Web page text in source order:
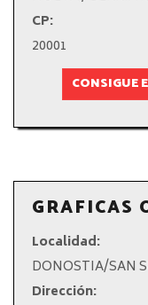
CP:
20001
CONSIGUE
GRAFICAS
Localidad:
DONOSTIA/SAN
Dirección: